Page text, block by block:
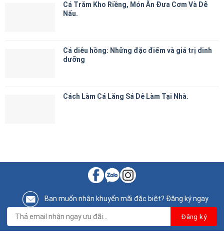
Cá Trắm Kho Riềng, Món Ăn Đưa Cơm Và Dễ
Nấu.
Cá diêu hồng: Những đặc điểm và giá trị dinh
dưỡng
Cách Làm Cá Lăng Sả Dễ Làm Tại Nhà.
Bạn muốn nhận khuyến mãi đặc biệt? Đăng ký ngay